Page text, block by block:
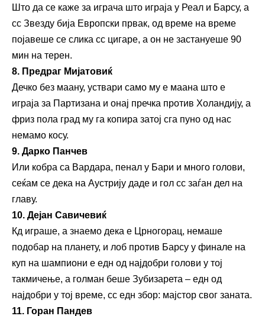
Што да се каже за играча што играја у Реал и Барсу, а
сс Звезду бија Европски првак, од време на време
појавеше се слика сс цигаре, а он не застануеше 90
мин на терен.
8. Предраг Мијатовиќ
Дечко без маану, уствари само му е маана што е
играја за Партизана и онај пречка против Холандију, а
фриз пола град му га копира затој сга пуно од нас
немамо косу.
9. Дарко Панчев
Или кобра са Вардара, пенал у Бари и много голови,
сеќам се дека на Аустрију даде и гол сс заѓан дел на
главу.
10. Дејан Савичевиќ
Кд играше, а знаемо дека е Црногорац, немаше
подобар на планету, и лоб против Барсу у финале на
куп на шампиони е едн од најдобри голови у тој
такмичење, а голман беше Зубизарета – едн од
најдобри у тој време, сс едн збор: мајстор свог заната.
11. Горан Пандев